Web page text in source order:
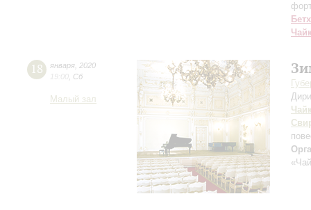
18 января 2020
19:00 Сб
Малый зал